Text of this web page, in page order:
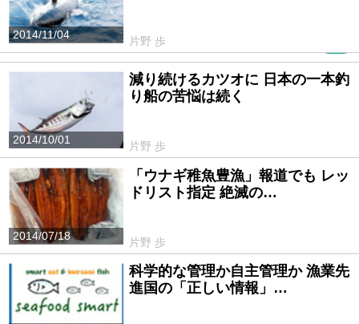
2014/11/04
片野 歩
2014/10/01
減り続けるカツオに 日本の一本釣
り船の苦悩は続く
片野 歩
2014/07/18
「ウナギ稚魚豊漁」報道でも レッ
ドリスト指定 絶滅の…
片野 歩
科学的な管理か自主管理か 漁業先
進国の「正しい情報」…